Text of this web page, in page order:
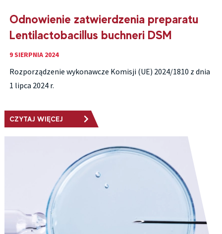
Odnowienie zatwierdzenia preparatu
Lentilactobacillus buchneri DSM
9 SIERPNIA 2024
Rozporządzenie wykonawcze Komisji (UE) 2024/1810 z dnia
1 lipca 2024 r.
CZYTAJ WIĘCEJ